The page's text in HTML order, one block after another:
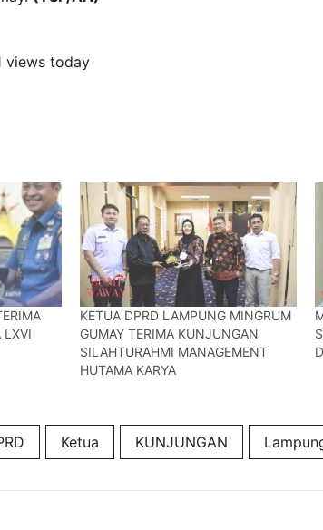
views today
LXVI
KETUA DPRD LAMPUNG MINGRUM
GUMAY TERIMA KUNJUNGAN
SILAHTURAHMI MANAGEMENT
HUTAMA KARYA
Ketua KUNJUNGAN